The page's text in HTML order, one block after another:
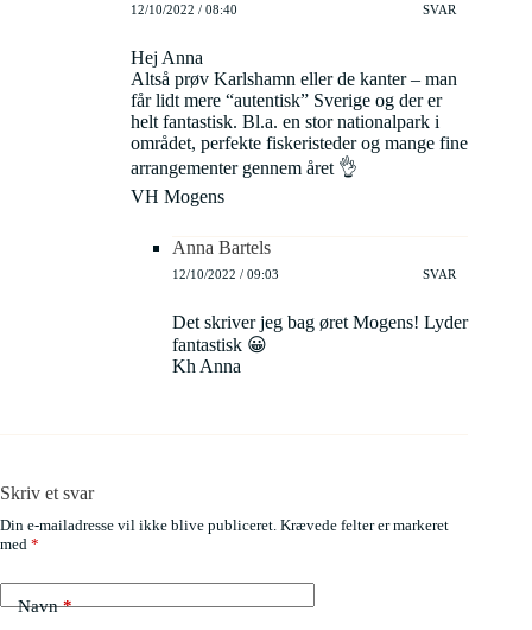
12/10/2022 / 08:40 SVAR
Hej Anna
Altså prøv Karlshamn eller de kanter – man
får lidt mere “autentisk” Sverige og der er
helt fantastisk. Bl.a. en stor nationalpark i
området, perfekte fiskeristeder og mange fine
arrangementer gennem året 👌
VH Mogens
Anna Bartels
12/10/2022 / 09:03 SVAR
Det skriver jeg bag øret Mogens! Lyder
fantastisk 😀
Kh Anna
Skriv et svar
Din e-mailadresse vil ikke blive publiceret. Krævede felter er markeret
med *
Navn*